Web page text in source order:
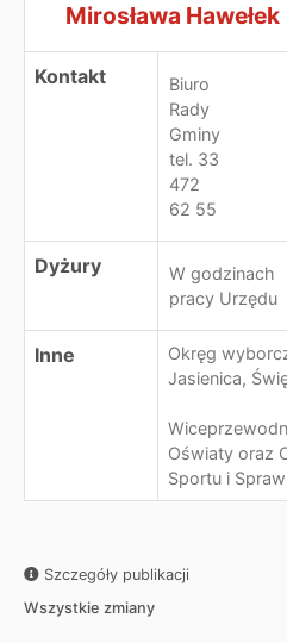
Mirosława Hawełek
Kontakt
Biuro
Rady
Gminy
tel. 33
472
62 55
Dyżury
W godzinach
pracy Urzędu
Inne
Okręg
Jasienica,
Oświaty oraz
Sportu i
Szczegóły publikacji
Wszystkie zmiany